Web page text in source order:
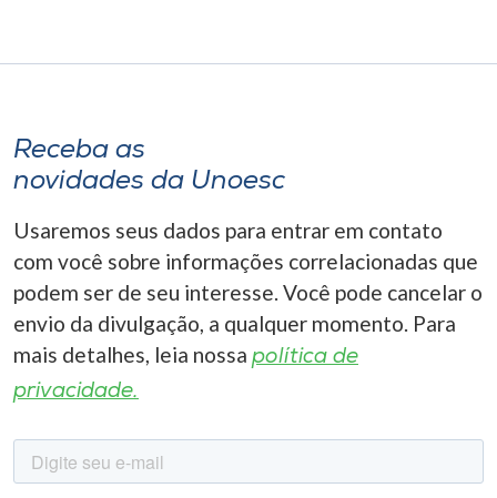
Receba as
novidades da Unoesc
Usaremos seus dados para entrar em contato
com você sobre informações correlacionadas que
podem ser de seu interesse. Você pode cancelar o
envio da divulgação, a qualquer momento. Para
mais detalhes, leia nossa política de
privacidade.